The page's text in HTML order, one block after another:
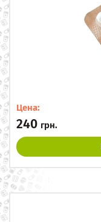
Цена:
240 грн.